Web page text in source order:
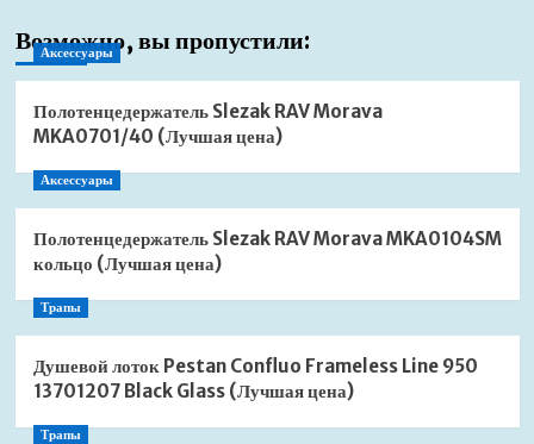
Возможно, вы пропустили:
Аксессуары
Полотенцедержатель Slezak RAV Morava
MKA0701/40 (Лучшая цена)
Аксессуары
Полотенцедержатель Slezak RAV Morava MKA0104SM
кольцо (Лучшая цена)
Трапы
Душевой лоток Pestan Confluo Frameless Line 950
13701207 Black Glass (Лучшая цена)
Трапы